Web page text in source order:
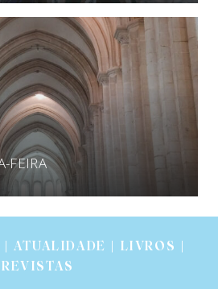
FEIRA
| ATUALIDADE | LIVROS |
REVISTAS